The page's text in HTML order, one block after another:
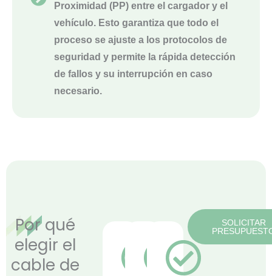
Proximidad (PP) entre el cargador y el
vehículo. Esto garantiza que todo el
proceso se ajuste a los protocolos de
seguridad y permite la rápida detección
de fallos y su interrupción en caso
necesario.
Por qué
elegir el
cable de
SOLICITAR